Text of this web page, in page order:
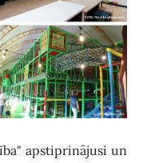
apstiprinājusi un